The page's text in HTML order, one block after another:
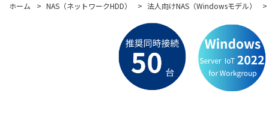
ホーム
> NAS（ネットワークHDD） > 法人向けNAS（Windowsモデル） >